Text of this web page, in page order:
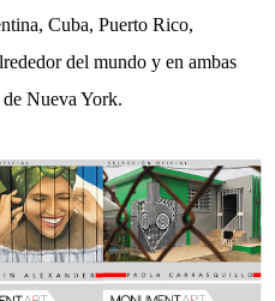
Cuba, Puerto Rico,
del mundo y en ambas
Nueva York.